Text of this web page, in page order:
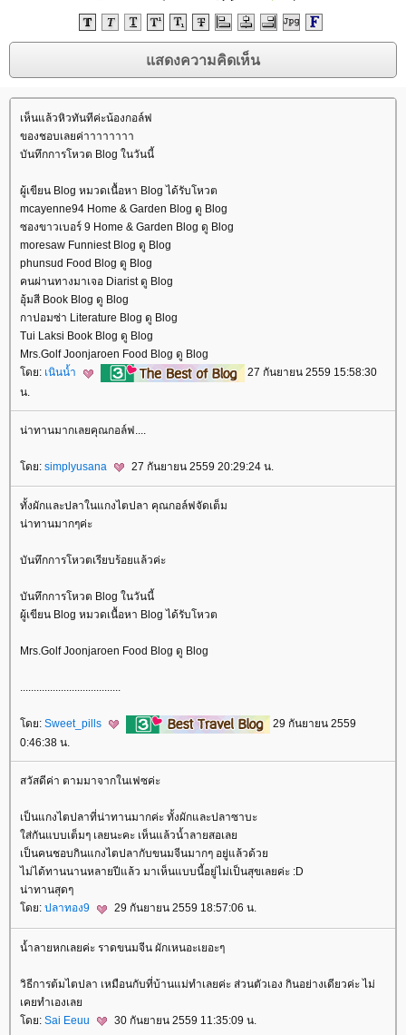
เห็นแล้วหิวทันทีค่ะน้องกอล์ฟ
ของชอบเลยค่าาาาาาาา
บันทึกการโหวต Blog ในวันนี้
ผู้เขียน Blog หมวดเนื้อหา Blog ได้รับโหวต
mcayenne94 Home & Garden Blog ดู Blog
ซองขาวเบอร์ 9 Home & Garden Blog ดู Blog
moresaw Funniest Blog ดู Blog
phunsud Food Blog ดู Blog
คนผ่านทางมาเจอ Diarist ดู Blog
อุ้มสี Book Blog ดู Blog
กาปอมซ่า Literature Blog ดู Blog
Tui Laksi Book Blog ดู Blog
Mrs.Golf Joonjaroen Food Blog ดู Blog
ดย: เนินน้ำ
27 กันยายน 2559 15:58:30
น.
น่าทานมากเลยคุณกอล์ฟ....
ดย: simplyusana 27 กันยายน 2559 20:29:24 น.
ทั้งผักและปลาในแกงไตปลา คุณกอล์ฟจัดเต็ม
น่าทานมากๆค่ะ
บันทึกการโหวตเรียบร้อยแล้วค่ะ
บันทึกการโหวต Blog ในวันนี้
ผู้เขียน Blog หมวดเนื้อหา Blog ได้รับโหวต
Mrs.Golf Joonjaroen Food Blog ดู Blog
.....................................
ดย: Sweet_pills
29 กันยายน 2559
0:46:38 น.
สวัสดีค่า ตามมาจากในเฟซค่ะ
เป็นแกงไตปลาที่น่าทานมากค่ะ ทั้งผักและปลาซาบะ
ส่กันแบบเต็มๆ เลยนะคะ เห็นแล้วน้ำลายสอเล
เป็นคนชอบกินแกงไตปลากับขนมจีนมากๆ อยู่แล้วด้ว
ไม่ได้ทานนานหลายปีแล้ว มาเห็นแบบนี้อยู่ไม่เป็นสุขเลยค่ะ :D
น่าทานสุดๆ
ดย: ปลาทอง9 29 กันยายน 2559 18:57:06 น.
น้ำลายหกเลยค่ะ ราดขนมจีน ผักเหนอะเยอะๆ
วิธีการต้มไตปลา เหมือนกับที่บ้านแม่ทำเลยค่ะ ส่วนตัวเอง กินอย่างเดียวค่ะ ไม่
เคยทำเองเล
ดย: Sai Eeuu 30 กันยายน 2559 11:35:09 น.